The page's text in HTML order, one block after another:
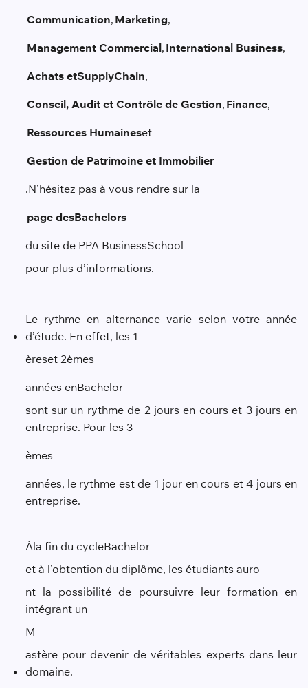
Communication, Marketing,
Management Commercial, International Business,
Achats etSupplyChain,
Conseil, Audit et Contrôle de Gestion, Finance,
Ressources Humaineset
Gestion de Patrimoine et Immobilier
.N’hésitez pas à vous rendre sur la
page desBachelors
du site de PPA BusinessSchool
pour plus d’informations.
Le rythme en alternance varie selon votre année
d’étude. En effet, les 1
èreset 2èmes
années enBachelor
sont sur un rythme de 2 jours en cours et 3 jours en
entreprise. Pour les 3
èmes
années, le rythme est de 1 jour en cours et 4 jours en
entreprise.
Àla fin du cycleBachelor
et à l’obtention du diplôme, les étudiants auro
nt la possibilité de poursuivre leur formation en
intégrant un
M
astère pour devenir de véritables experts dans leur
domaine.